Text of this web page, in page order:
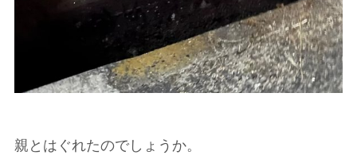
親とはぐれたのでしょうか。